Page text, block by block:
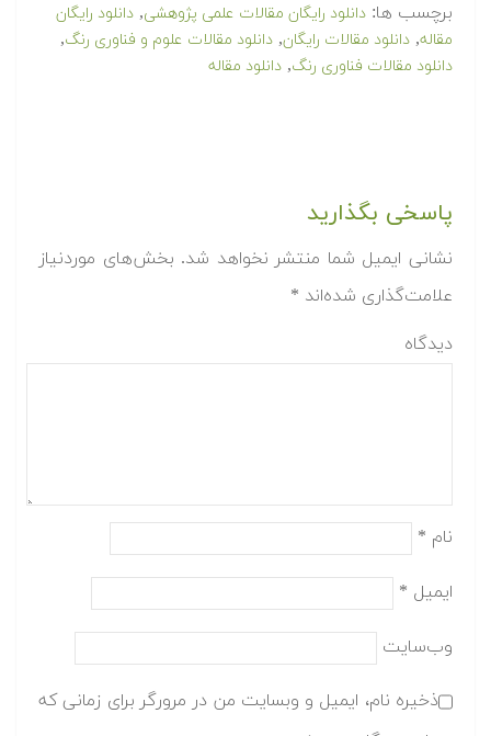
برچسب ها: دانلود رایگان مقالات علمی پژوهشی, دانلود رایگان
مقاله, دانلود مقالات رایگان, دانلود مقالات علوم و فناوری رنگ,
دانلود مقالات فناوری رنگ, دانلود مقاله
پاسخی بگذارید
نشانی ایمیل شما منتشر نخواهد شد. بخش‌های موردنیاز
علامت‌گذاری شده‌اند *
دیدگاه
نام *
ایمیل *
وب‌سایت
ذخیره نام، ایمیل و وبسایت من در مرورگر برای زمانی که